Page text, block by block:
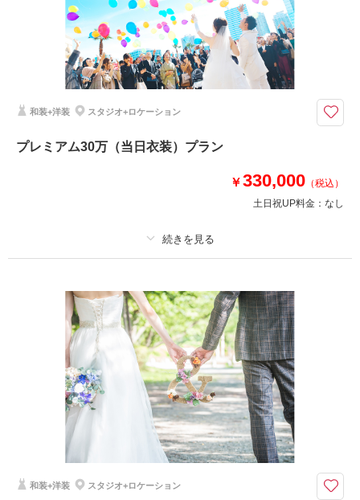
家族と撮影 家族用衣装レンタル ペットと撮影
その他含むもの
撮影DVDデータ・映像・キャンバスボード・前撮り着用分クリーニング
代・当日衣装(クリーニング代別途）・撮影小物・ロケ出張費
前撮りに結婚式で使える人気アイテム満載！！
に必要なものすべてが入っているお得なプランです！衣装は新作・ブランド
も行き放題で出張費0円！追加料金なしの安心プラン！
和装+洋装 スタジオ+ロケーション
プレミアム30万（当日衣装）プラン
￥330,000 （税込）
土日祝UP料金： なし
撮影料 新婦衣装4着 新郎衣装3着
着付け ヘアメイク 小物一式
アルバム 40 P データ 400 カット 台紙付写真
衣装追加 会食 挙式
家族と撮影 家族用衣装レンタル ペットと撮影
その他含むもの
撮影DVDデータ・前撮り着用分クリーニング代・当日衣装(クリーニング代
別途)・当日スナップ・撮影小物・ロケ出張費
当日衣装やスナップ撮影がついたプラン
和装+洋装 スタジオ+ロケーション